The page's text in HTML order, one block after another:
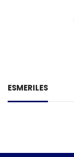
ESMERILES